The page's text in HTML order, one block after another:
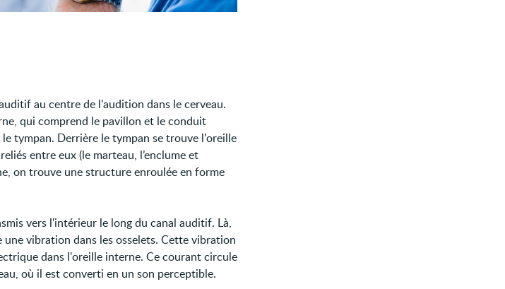
au centre de l’audition dans le cerveau.
qui comprend le pavillon et le conduit
tympan. Derrière le tympan se trouve l'oreille
entre eux (le marteau, l’enclume et
on trouve une structure enroulée en forme
vers l'intérieur le long du canal auditif. Là,
vibration dans les osselets. Cette vibration
dans l'oreille interne. Ce courant circule
où il est converti en un son perceptible.